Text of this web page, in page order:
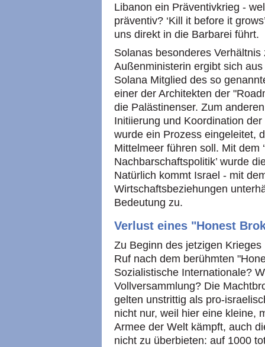
Libanon ein Präventivkrieg -
präventiv? ‘Kill it before it
uns direkt in die Barbarei führt.
Solanas besonderes
Außenministerin ergibt sich
Solana Mitglied des so
einer der Architekten der
die Palästinenser. Zum
Initiierung und Koordination
wurde ein Prozess eingeleitet,
Mittelmeer führen soll. Mit dem
Nachbarschaftspolitik’ wurde
Natürlich kommt Israel - mit
Wirtschaftsbeziehungen
Bedeutung zu.
Verlust eines "Honest
Zu Beginn des jetzigen
Ruf nach dem berühmten
Sozialistische Internationale?
Vollversammlung? Die
gelten unstrittig als pro-
nicht nur, weil hier eine kleine,
Armee der Welt kämpft, auch
nicht zu überbieten: auf 1000